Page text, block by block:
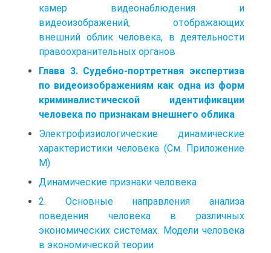
камер видеонаблюдения и
видеоизображений, отображающих
внешний облик человека, в деятельности
правоохранительных органов
Глава 3. Судебно-портретная экспертиза
по видеоизображениям как одна из форм
криминалистической идентификации
человека по признакам внешнего облика
Электрофизиологические динамические
характеристики человека (См. Приложение
М)
Динамические признаки человека
2. Основные направления анализа
поведения человека в различных
экономических системах. Модели человека
в экономической теории